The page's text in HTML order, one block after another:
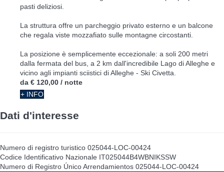
pasti deliziosi.
La struttura offre un parcheggio privato esterno e un balcone
che regala viste mozzafiato sulle montagne circostanti.
La posizione è semplicemente eccezionale: a soli 200 metri
dalla fermata del bus, a 2 km dall'incredibile Lago di Alleghe e
vicino agli impianti sciistici di Alleghe - Ski Civetta.
da € 120,00 / notte
+ INFO
Dati d'interesse
Numero di registro turistico 025044-LOC-00424
Codice Identificativo Nazionale IT025044B4WBNIKSSW
Numero di Registro Único Arrendamientos 025044-LOC-00424